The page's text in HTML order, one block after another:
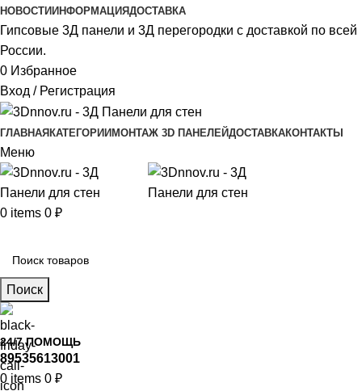
НОВОСТИ ИНФОРМАЦИЯДОСТАВКА
Гипсовые 3Д панели и 3Д перегородки с доставкой по всей
России.
0 Избранное
Вход / Регистрация
ГЛАВНАЯ КАТЕГОРИИ МОНТАЖ 3D ПАНЕЛЕЙДОСТАВКАКОНТАКТЫ
Меню
0 items 0 ₽
Поиск
24/7 ПОМОЩЬ
89535613001
0 items 0 ₽